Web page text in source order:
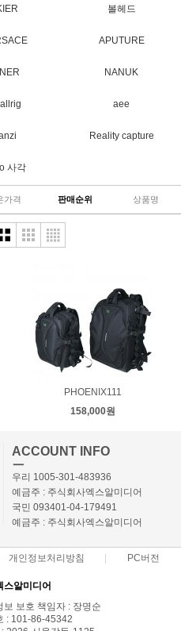
볼헤드
APUTURE
NANUK
aee
Reality capture
사각
가격 판매순위 상품명
PHOENIX111
158,000원
ACCOUNT INFO
ㅡ
우리 1005-301-483936
예금주 : 주식회사엑스알미디어
국민 093401-04-179491
예금주 : 주식회사엑스알미디어
개인정보처리방침 PC버전
스알미디어
보호 책임자 : 장명순
: 101-86-45342